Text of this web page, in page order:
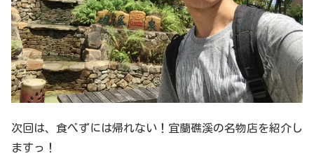
次回は、食べずには帰れない！宜蘭礁溪の名物店を紹介し
ますっ！